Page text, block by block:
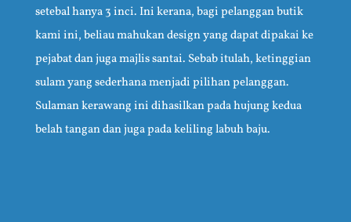
setebal hanya 3 inci. Ini kerana, bagi pelanggan butik
kami ini, beliau mahukan design yang dapat dipakai ke
pejabat dan juga majlis santai. Sebab itulah, ketinggian
sulam yang sederhana menjadi pilihan pelanggan.
Sulaman kerawang ini dihasilkan pada hujung kedua
belah tangan dan juga pada keliling labuh baju.